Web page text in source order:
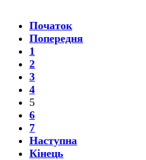
Початок
Попередня
1
2
3
4
5
6
7
Наступна
Кінець